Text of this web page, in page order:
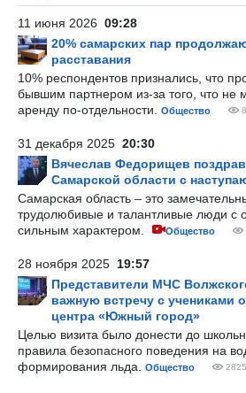
11 июня 2026 09:28
20% самарских пар
расставания
10% респондентов признались, что
бывшим партнером из-за того, что не
аренду по-отдельности.
Общество
31 декабря 2025 20:30
Вячеслав Федорищев
Самарской области с
Самарская область – это
трудолюбивые и талантливые люди с
сильным характером.
Общество
28 ноября 2025 19:57
Представители МЧС
важную встречу с учениками
центра «Южный город»
Целью визита было донести до
правила безопасного поведения на
формирования льда.
Общество 2825